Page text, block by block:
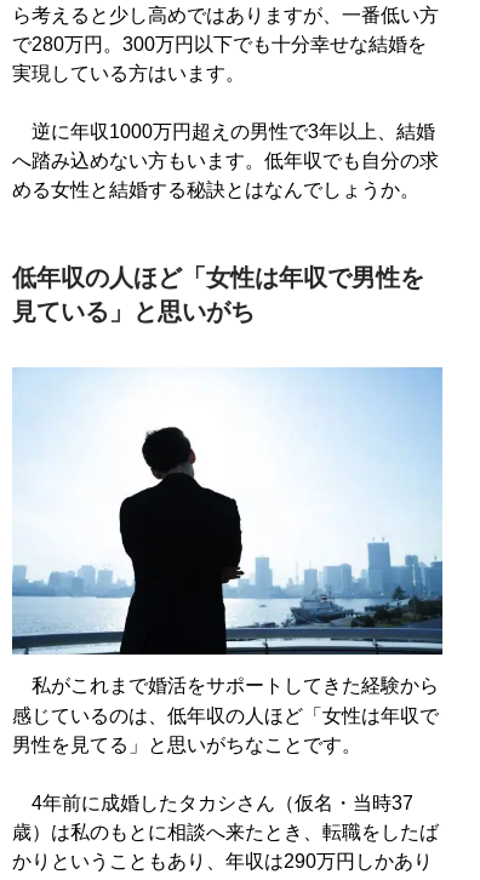
ら考えると少し高めではありますが、一番低い方
で280万円。300万円以下でも十分幸せな結婚を
実現している方はいます。
逆に年収1000万円超えの男性で3年以上、結婚
へ踏み込めない方もいます。低年収でも自分の求
める女性と結婚する秘訣とはなんでしょうか。
低年収の人ほど「女性は年収で男性を
見ている」と思いがち
私がこれまで婚活をサポートしてきた経験から
感じているのは、低年収の人ほど「女性は年収で
男性を見てる」と思いがちなことです。
4年前に成婚したタカシさん（仮名・当時37
歳）は私のもとに相談へ来たとき、転職をしたば
かりということもあり、年収は290万円しかあり